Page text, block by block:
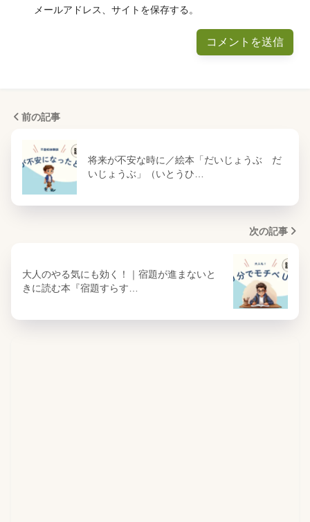
メールアドレス、サイトを保存する。
前の記事
将来が不安な時に／絵本「だいじょうぶ だ
いじょうぶ」（いとうひ…
次の記事
大人のやる気にも効く！｜宿題が進まないと
きに読む本『宿題すらす…